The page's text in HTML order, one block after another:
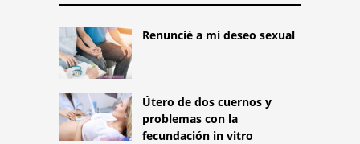
Renuncié a mi deseo sexual
Útero de dos cuernos y
problemas con la
fecundación in vitro